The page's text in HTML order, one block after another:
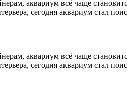
аквариум всё чаще
сегодня аквариум стал
аквариум всё чаще
сегодня аквариум стал